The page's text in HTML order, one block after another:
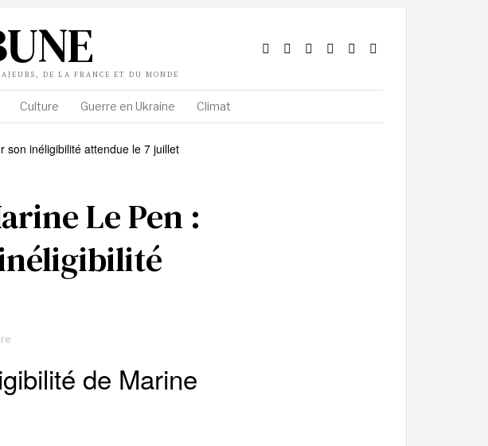
DE LA FRANCE ET DU MONDE
Culture Guerre en Ukraine Climat
Le Pen :
de Marine